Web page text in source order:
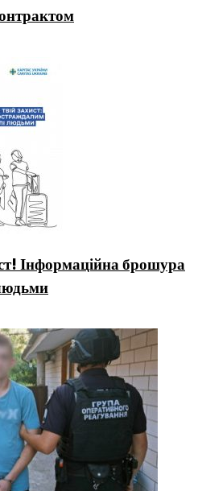
Інформаційна брошура